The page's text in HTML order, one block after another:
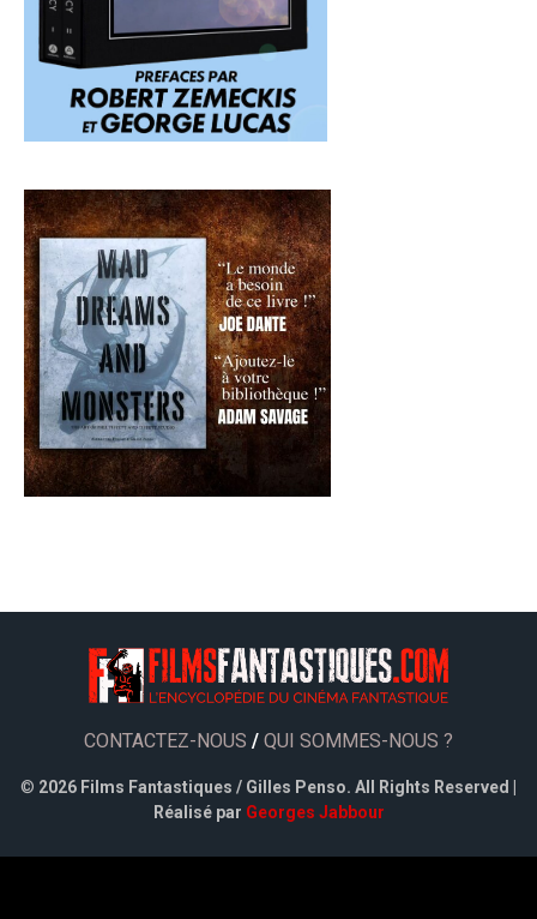
CONTACTEZ-NOUS / QUI SOMMES-NOUS ?
© 2026 Films Fantastiques / Gilles Penso. All Rights Reserved |
Réalisé par Georges Jabbour